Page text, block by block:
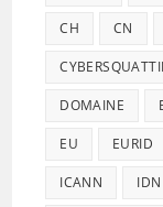
CH CN
DOMAINE
EU EURID
ICANN IDN